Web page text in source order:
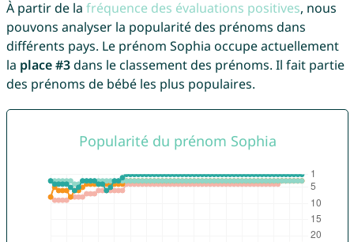
À partir de la fréquence des évaluations positives, nous
pouvons analyser la popularité des prénoms dans
différents pays. Le prénom Sophia occupe actuellement
la place #3dans le classement des prénoms. Il fait partie
des prénoms de bébé les plus populaires.